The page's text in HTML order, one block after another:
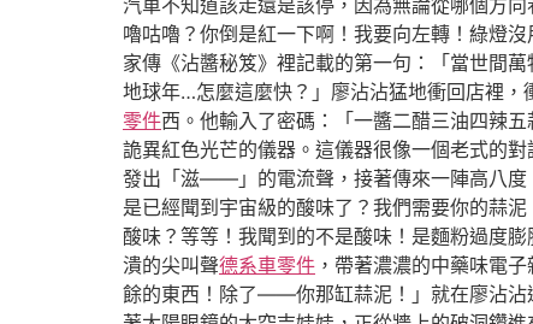
汽車不知道該走還是該停，因為無論從哪個方
嚕咕嚕？你倒是紅一下啊！我要向左轉！綠燈
家傳《沾醬秘笈》裡記載的第一句：「當世間
地球年…怎麼這麼快？」廖沾沾猛地衝回店裡
零件西。他輸入了密碼：「一醬二醋三油四辣
詭異紅色光芒的儀器。這儀器很像一個老式的
發出「滋——」的電流聲，接著傳來一陣高八度
是已經聞到宇宙級的酸味了？我們需要你的蒜
酸味？等等！我聞到的不是酸味！是麵粉過度
潰的尖叫聲德系車零件 ，帶著濃濃的中藥味電
餘的東西！除了——你那缸蒜泥！」就在廖沾沾